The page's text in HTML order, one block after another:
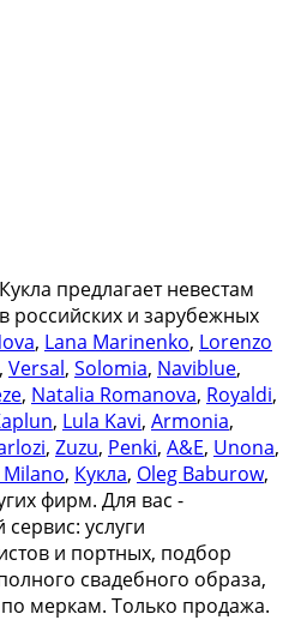
предлагает невестам
российских и зарубежных
, Lana Marinenko, Lorenzo
, Versal, Solomia, Naviblue,
, Natalia Romanova, Royaldi,
, Lula Kavi, Armonia,
, Zuzu, Penki, A&Е, Unona,
, Кукла, Oleg Baburow,
фирм. Для вас -
услуги
и портных, подбор
свадебного образа,
меркам. Только продажа.